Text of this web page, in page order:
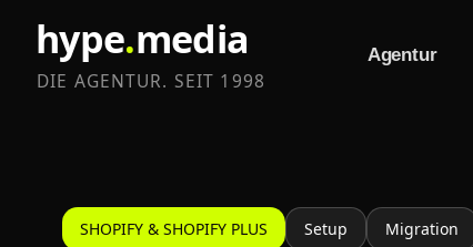
hype.media
DIE AGENTUR. SEIT 1998
Agentur
SHOPIFY & SHOPIFY PLUS Setup Migration